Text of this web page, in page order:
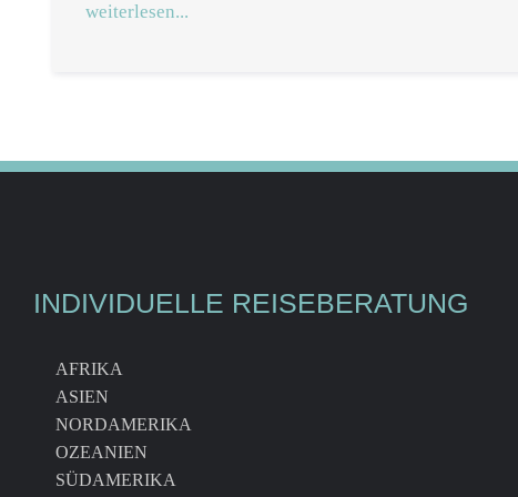
weiterlesen...
INDIVIDUELLE REISEBERATUNG
AFRIKA
ASIEN
NORDAMERIKA
OZEANIEN
SÜDAMERIKA